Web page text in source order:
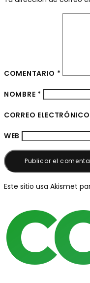
COMENTARIO *
NOMBRE *
CORREO ELECTRÓNICO
WEB
Este sitio usa Akismet